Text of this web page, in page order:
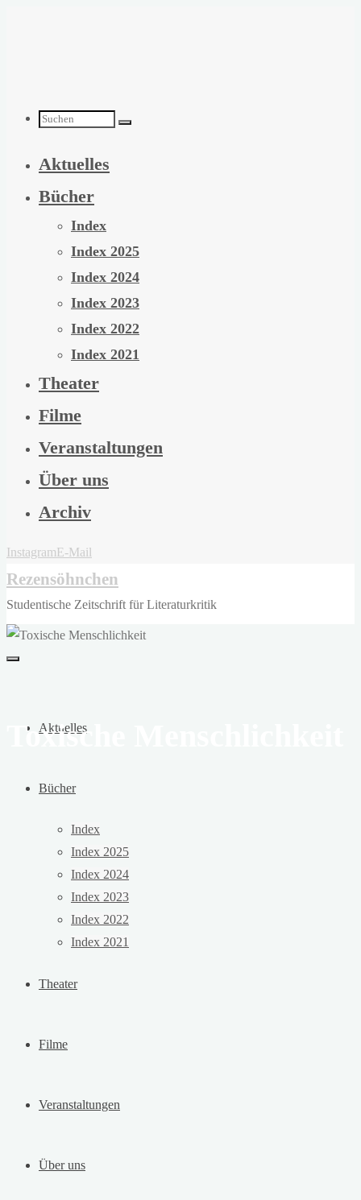
Suchen
nach:
Aktuelles
Bücher
Index
Index 2025
Index 2024
Index 2023
Index 2022
Index 2021
Theater
Filme
Veranstaltungen
Über uns
Archiv
InstagramE-Mail
Rezensöhnchen
Studentische Zeitschrift für Literaturkritik
Aktuelles
Bücher
Index
Index 2025
Index 2024
Index 2023
Index 2022
Index 2021
Theater
Filme
Veranstaltungen
Über uns
Toxische Menschlichkeit